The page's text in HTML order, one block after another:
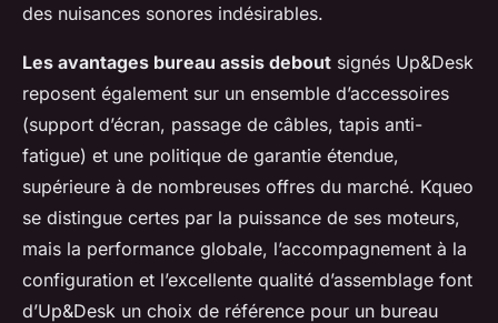
des nuisances sonores indésirables.
Les avantages bureau assis debout signés Up&Desk
reposent également sur un ensemble d’accessoires
(support d’écran, passage de câbles, tapis anti-
fatigue) et une politique de garantie étendue,
supérieure à de nombreuses offres du marché. Kqueo
se distingue certes par la puissance de ses moteurs,
mais la performance globale, l’accompagnement à la
configuration et l’excellente qualité d’assemblage font
d’Up&Desk un choix de référence pour un bureau